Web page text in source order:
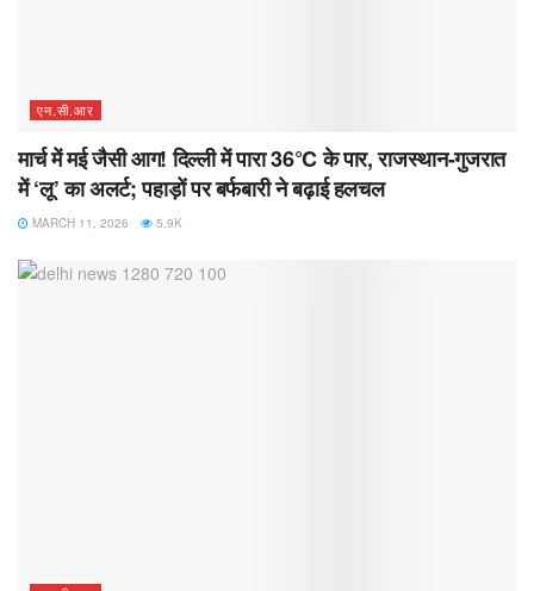
एन.सी.आर
मार्च में मई जैसी आग! दिल्ली में पारा 36°C के पार, राजस्थान-गुजरात
में ‘लू’ का अलर्ट; पहाड़ों पर बर्फबारी ने बढ़ाई हलचल
MARCH 11, 2026 5.9K